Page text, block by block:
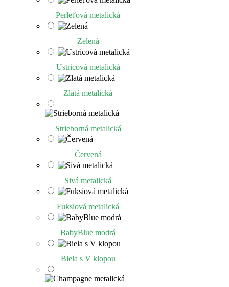
Perleťová metalická
Zelená
Ustricová metalická
Zlatá metalická
Strieborná metalická
Červená
Sivá metalická
Fuksiová metalická
BabyBlue modrá
Biela s V klopou